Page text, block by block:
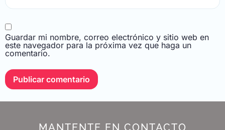
Guardar mi nombre, correo electrónico y sitio web en
este navegador para la próxima vez que haga un
comentario.
MANTENTE EN CONTACTO